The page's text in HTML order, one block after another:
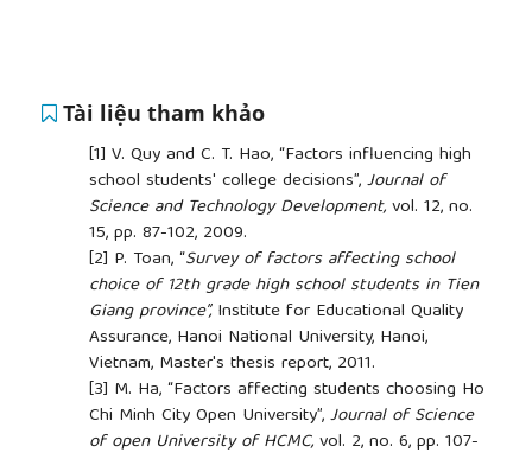
Tài liệu tham khảo
[1] V. Quy and C. T. Hao, “Factors influencing high
school students' college decisions”,Journal of
Science and Technology Development,vol. 12, no.
15, pp. 87-102, 2009.
[2] P. Toan, “Survey of factors affecting school
choice of 12th grade high school students in Tien
Giang province”,Institute for Educational Quality
Assurance, Hanoi National University, Hanoi,
Vietnam, Master's thesis report, 2011.
[3] M. Ha, “Factors affecting students choosing Ho
Chi Minh City Open University”,Journal of Science
of open University of HCMC,vol. 2, no. 6, pp. 107-